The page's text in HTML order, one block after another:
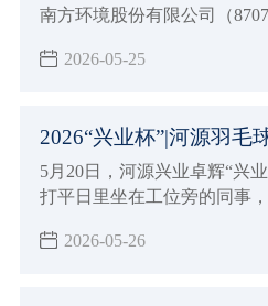
南方环境股份有限公司（
将发挥各自优势，在静电控
2026-05-25
2026“兴业杯”|河源羽毛
5月20日，河源兴业卓辉“兴
打平日里坐在工位旁的同事
2026-05-26